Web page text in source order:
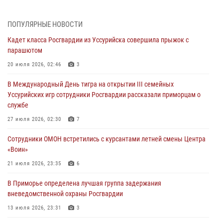
Во Владивостоке во дворе жилого дома сотрудники
29 июля 2026, 01:17
В День Крещения Руси в Князь-Владимирском храме – Главном
ходом
28 июля 2026, 10:29 3
Росгвардейцы в Приморье приняли участие в молебне,
28 июля 2026, 05:39
В Международный День тигра на открытии III семейных
службе
27 июля 2026, 02:30
ПОПУЛЯРНЫЕ НОВОСТИ
Кадет класса Росгвардии из Уссурийска совершила прыжок с
парашютом
20 июля 2026, 02:46 3
В Международный День тигра на открытии III семейных
Уссурийских игр сотрудники Росгвардии рассказали приморцам о
службе
27 июля 2026, 02:30 7
Сотрудники ОМОН встретились с курсантами летней смены Центра
«Воин»
21 июля 2026, 23:35 6
В Приморье определена лучшая группа задержания
вневедомственной охраны Росгвардии
13 июля 2026, 23:31 3